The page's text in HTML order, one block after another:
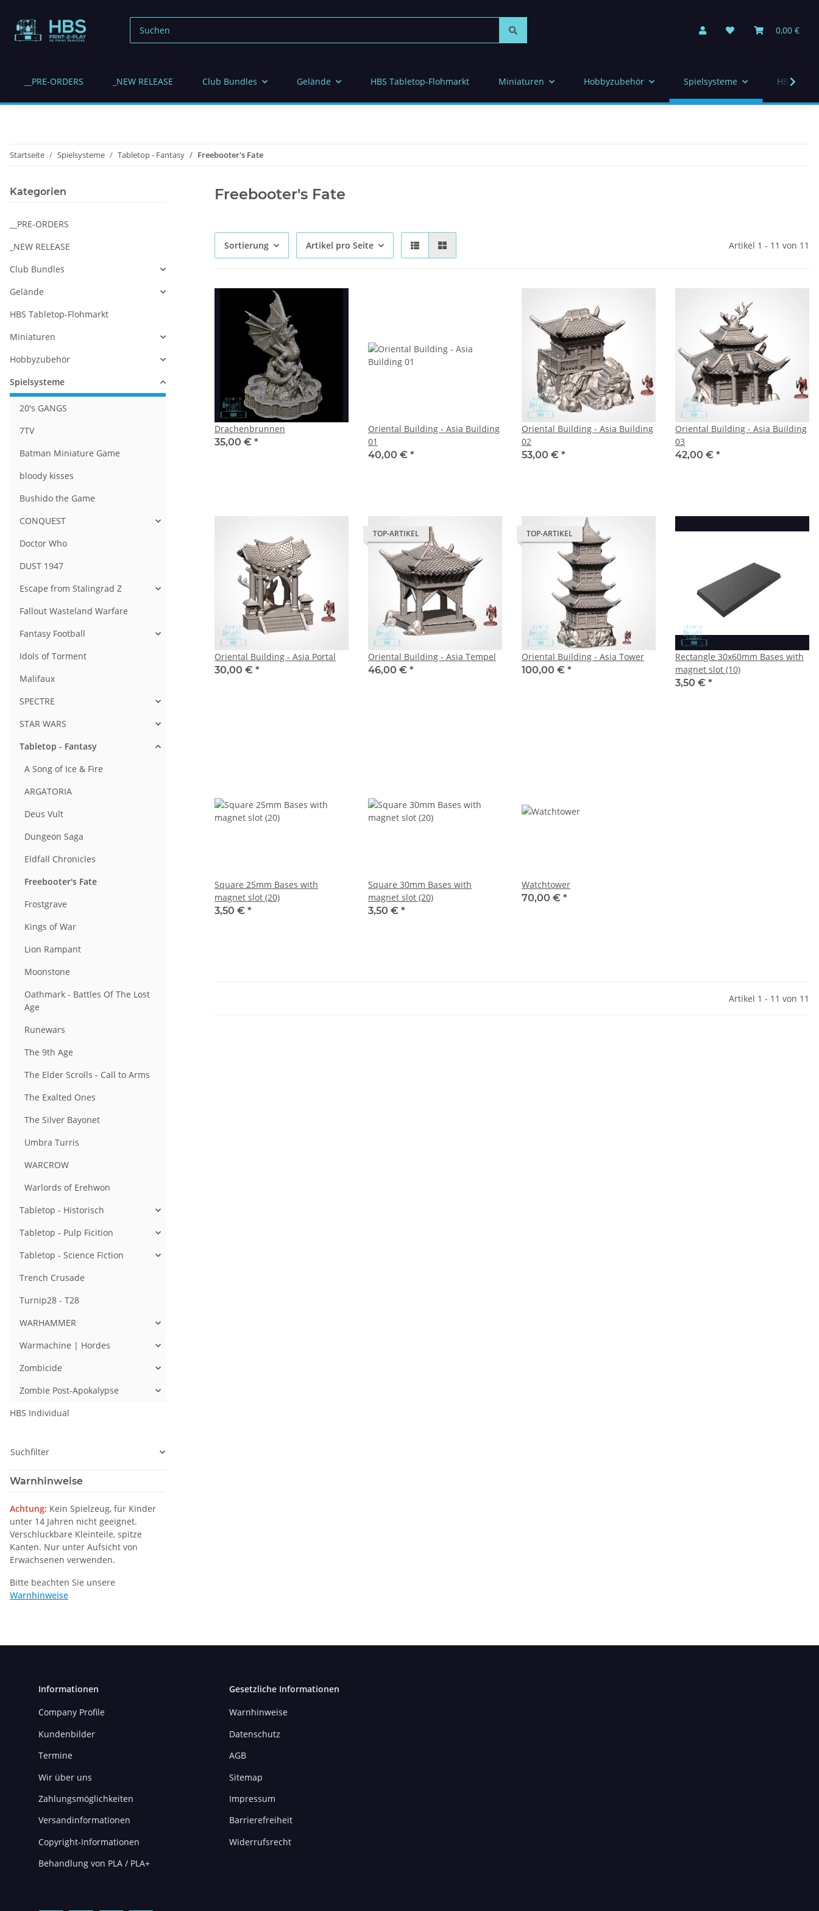
0,00 €
__PRE-ORDERS _NEW RELEASE Club Bundles Gelände HBS Tabletop-Flohmarkt Miniaturen Hobbyzubehör Spielsysteme HBS
Startseite Spielsysteme Tabletop - Fantasy Freebooter's Fate
Freebooter's Fate
Sortierung Artikel pro Seite Artikel 1 - 11 von 11
Drachenbrunnen
35,00 € *
Oriental Building - Asia Building
01
40,00 € *
Oriental Building - Asia Building
02
53,00 € *
Oriental Building - Asia Building
03
42,00 € *
Oriental Building - Asia Portal
30,00 € *
TOP-ARTIKEL
Oriental Building - Asia Tempel
46,00 € *
TOP-ARTIKEL
Oriental Building - Asia Tower
100,00 € *
Rectangle 30x60mm Bases with
magnet slot (10)
3,50 € *
Square 25mm Bases with
magnet slot (20)
3,50 € *
Square 30mm Bases with
magnet slot (20)
3,50 € *
Watchtower
70,00 € *
Artikel 1 - 11 von 11
Kategorien
__PRE-ORDERS
_NEW RELEASE
Club Bundles
Gelände
HBS Tabletop-Flohmarkt
Miniaturen
Hobbyzubehör
Spielsysteme
20's GANGS
7TV
Batman Miniature Game
bloody kisses
Bushido the Game
CONQUEST
Doctor Who
DUST 1947
Escape from Stalingrad Z
Fallout Wasteland Warfare
Fantasy Football
Idols of Torment
Malifaux
SPECTRE
STAR WARS
Tabletop - Fantasy
A Song of Ice & Fire
ARGATORIA
Deus Vult
Dungeon Saga
Eldfall Chronicles
Freebooter's Fate
Frostgrave
Kings of War
Lion Rampant
Moonstone
Oathmark - Battles Of The Lost
Age
Runewars
The 9th Age
The Elder Scrolls - Call to Arms
The Exalted Ones
The Silver Bayonet
Umbra Turris
WARCROW
Warlords of Erehwon
Tabletop - Historisch
Tabletop - Pulp Ficition
Tabletop - Science Fiction
Trench Crusade
Turnip28 - T28
WARHAMMER
Warmachine | Hordes
Zombicide
Zombie Post-Apokalypse
HBS Individual
Suchfilter
Warnhinweise
Achtung: Kein Spielzeug, für Kinder
unter 14 Jahren nicht geeignet.
Verschluckbare Kleinteile, spitze
Kanten. Nur unter Aufsicht von
Erwachsenen verwenden.
Bitte beachten Sie unsere
Warnhinweise
Informationen
Company Profile
Kundenbilder
Termine
Wir über uns
Zahlungsmöglichkeiten
Versandinformationen
Copyright-Informationen
Behandlung von PLA / PLA+
Gesetzliche Informationen
Warnhinweise
Datenschutz
AGB
Sitemap
Impressum
Barrierefreiheit
Widerrufsrecht